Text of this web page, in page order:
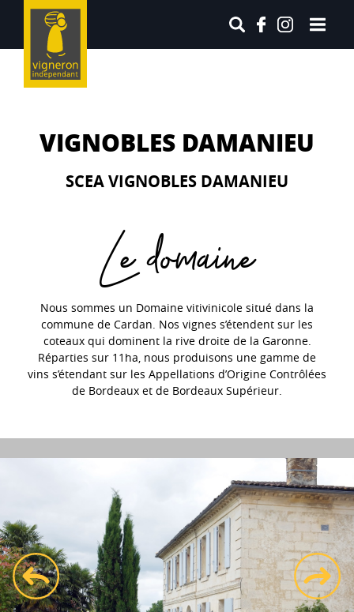
VIGNOBLES DAMANIEU
SCEA VIGNOBLES DAMANIEU
Le domaine
Nous sommes un Domaine vitivinicole situé dans la
commune de Cardan. Nos vignes s’étendent sur les
coteaux qui dominent la rive droite de la Garonne.
Réparties sur 11ha, nous produisons une gamme de
vins s’étendant sur les Appellations d’Origine Contrôlées
de Bordeaux et de Bordeaux Supérieur.
prev next